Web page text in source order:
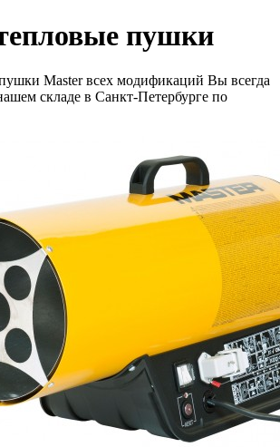
пушки
Master всех модификаций Вы всегда
складе в Санкт-Петербурге по